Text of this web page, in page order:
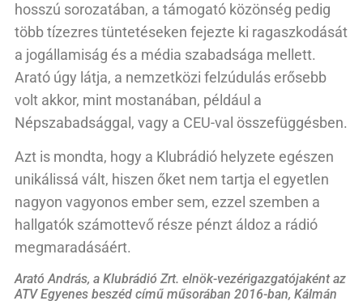
hosszú sorozatában, a támogató közönség pedig
több tízezres tüntetéseken fejezte ki ragaszkodását
a jogállamiság és a média szabadsága mellett.
Arató úgy látja, a nemzetközi felzúdulás erősebb
volt akkor, mint mostanában, például a
Népszabadsággal, vagy a CEU-val összefüggésben.
Azt is mondta, hogy a Klubrádió helyzete egészen
unikálissá vált, hiszen őket nem tartja el egyetlen
nagyon vagyonos ember sem, ezzel szemben a
hallgatók számottevő része pénzt áldoz a rádió
megmaradásáért.
Arató András, a Klubrádió Zrt. elnök-vezérigazgatójaként az
ATV Egyenes beszéd című műsorában 2016-ban, Kálmán